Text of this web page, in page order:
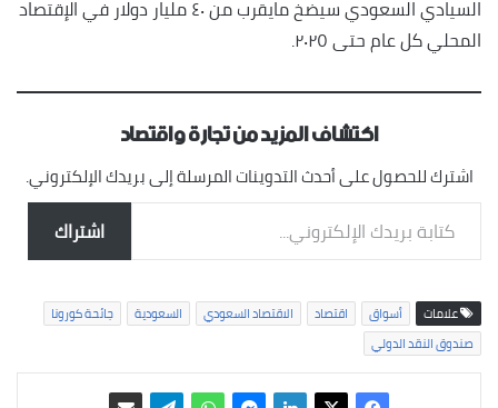
السيادي السعودي سيضخ مايقرب من ٤٠ مليار دولار في الإقتصاد
المحلي كل عام حتى ٢٠٢٥.
اكتشاف المزيد من تجارة واقتصاد
اشترك للحصول على أحدث التدوينات المرسلة إلى بريدك الإلكتروني.
كتابة بريدك الإلكتروني...
اشتراك
علامات أسواق اقتصاد الاقتصاد السعودي السعودية
جائحة كورونا
صندوق النقد الدولي